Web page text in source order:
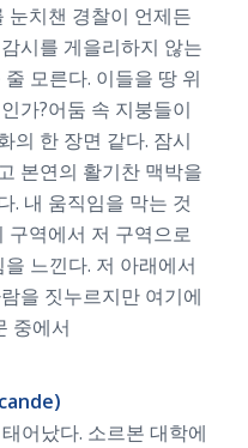
눈치챈 경찰이 언제든
시를 게을리하지 않는
모른다. 이들을 땅 위
가?어둠 속 지붕들이
의 한 장면 같다. 잠시
본연의 활기찬 맥박을
. 내 움직임을 막는 것
구역에서 저 구역으로
느낀다. 저 아래에서
을 짓누르지만 여기에
중에서
어났다. 소르본 대학에